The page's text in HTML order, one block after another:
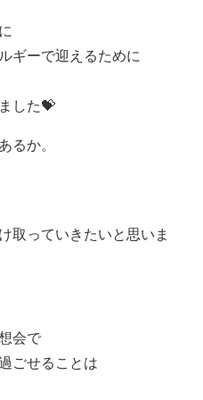
ギーで迎えるために
した💝
るか。
取っていきたいと思いま
会で
ごせることは